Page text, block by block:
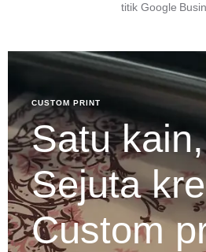
titik Google
CUSTOM PRINT
Satu kain,
Sejuta
Custom